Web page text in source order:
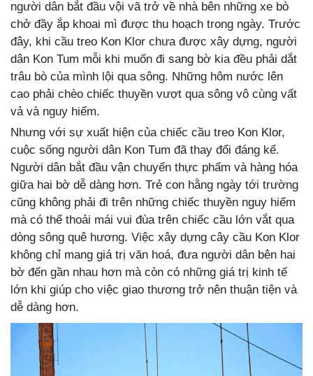
người dân bắt đầu vội vã trở về nhà bên những xe bò
chở đầy ắp khoai mì được thu hoạch trong ngày. Trước
đây, khi cầu treo Kon Klor chưa được xây dựng, người
dân Kon Tum mỗi khi muốn đi sang bờ kia đều phải dắt
trâu bò của mình lội qua sông. Những hôm nước lên
cao phải chèo chiếc thuyền vượt qua sông vô cùng vất
vả và nguy hiểm.
Nhưng với sự xuất hiện của chiếc cầu treo Kon Klor,
cuộc sống người dân Kon Tum đã thay đổi đáng kể.
Người dân bắt đầu vận chuyển thực phẩm và hàng hóa
giữa hai bờ dễ dàng hơn. Trẻ con hằng ngày tới trường
cũng không phải đi trên những chiếc thuyền nguy hiểm
mà có thể thoải mái vui đùa trên chiếc cầu lớn vắt qua
dòng sông quê hương. Việc xây dựng cây cầu Kon Klor
không chỉ mang giá trị văn hoá, đưa người dân bên hai
bờ đến gần nhau hơn mà còn có những giá trị kinh tế
lớn khi giúp cho việc giao thương trở nên thuận tiện và
dễ dàng hơn.